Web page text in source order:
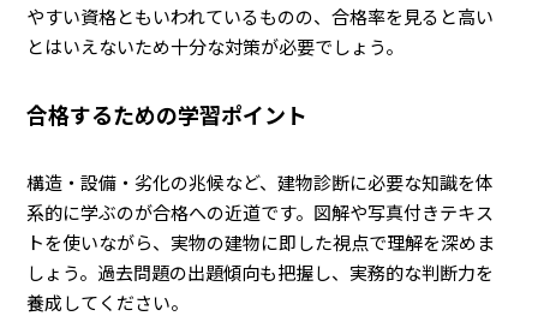
やすい資格ともいわれているものの、合格率を見ると高い
とはいえないため十分な対策が必要でしょう。
合格するための学習ポイント
構造・設備・劣化の兆候など、建物診断に必要な知識を体
系的に学ぶのが合格への近道です。図解や写真付きテキス
トを使いながら、実物の建物に即した視点で理解を深めま
しょう。過去問題の出題傾向も把握し、実務的な判断力を
養成してください。